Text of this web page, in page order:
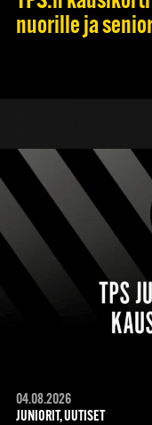
nuorille ja
04.08.2026
JUNIORIT, UUTISET